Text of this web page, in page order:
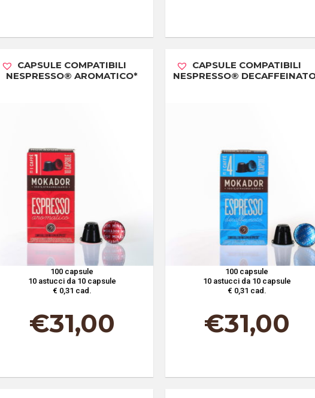
CAPSULE COMPATIBILI
NESPRESSO® AROMATICO*
100 capsule
10 astucci da 10 capsule
€ 0,31 cad.
€31,00
CAPSULE COMPATIBILI
NESPRESSO®
100 capsule
10 astucci da 10 capsule
€ 0,31 cad.
€31,00